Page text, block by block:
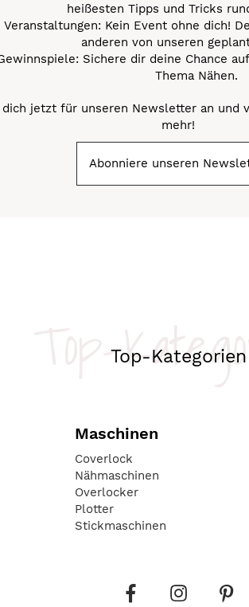
heißesten Tipps und Tricks
Veranstaltungen: Kein Event ohne dich!
anderen von unseren
Sichere dir deine Chance
Thema Nähen.
dich jetzt für unseren Newsletter an und
mehr!
Abonniere unseren
Top-Kategorien
Top-
Maschinen
Coverlock
Nähmaschinen
Overlocker
Plotter
Stickmaschinen